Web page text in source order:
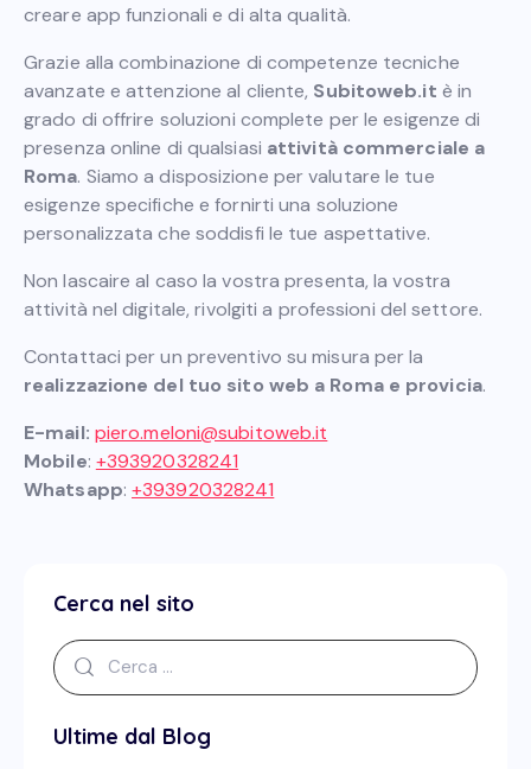
creare app funzionali e di alta qualità.
Grazie alla combinazione di competenze tecniche
avanzate e attenzione al cliente, Subitoweb.it è in
grado di offrire soluzioni complete per le esigenze di
presenza online di qualsiasi attività commerciale a
Roma. Siamo a disposizione per valutare le tue
esigenze specifiche e fornirti una soluzione
personalizzata che soddisfi le tue aspettative.
Non lascaire al caso la vostra presenta, la vostra
attività nel digitale, rivolgiti a professioni del settore.
Contattaci per un preventivo su misura per la
realizzazione del tuo sito web a Roma e provicia.
E-mail: piero.meloni@subitoweb.it
Mobile: +393920328241
Whatsapp:+393920328241
Cerca nel sito
Ultime dal Blog